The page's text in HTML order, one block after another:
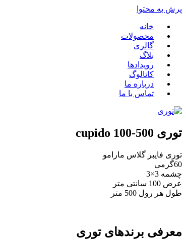
پرش به محتوا
خانه
محصولات
گالری
بلاگ
رویدادها
کاتالوگ
درباره ما
تماس با ما
توری 500-100 cupido
توری فایبر گلاس مارامو
60گرمی
چشمه 3×3
عرض 100 سانتی متر
طول هر رول 500 متر
معرفی برندهای توری